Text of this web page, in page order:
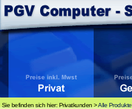
Sie befinden sich hier: Privatkunden >Alle Produkte